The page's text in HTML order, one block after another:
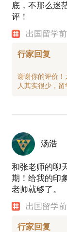
底，不那么迷
评！
出国留学
行家回复
谢谢你的评价
汤浩
和张老师的聊
期！给我的印
老师就够了。
出国留学
行家回复